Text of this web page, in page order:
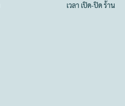
เวลา เปิด-ปิด ร้าน